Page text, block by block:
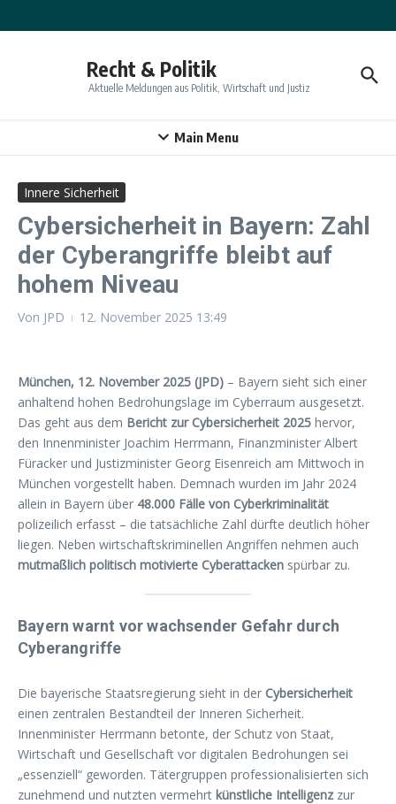
Recht & Politik
Aktuelle Meldungen aus Politik, Wirtschaft und Justiz
Main Menu
Innere Sicherheit
Cybersicherheit in Bayern: Zahl
der Cyberangriffe bleibt auf
hohem Niveau
Von JPD 12. November 2025 13:49
München, 12. November 2025 (JPD) – Bayern sieht sich einer
anhaltend hohen Bedrohungslage im Cyberraum ausgesetzt.
Das geht aus dem Bericht zur Cybersicherheit 2025 hervor,
den Innenminister Joachim Herrmann, Finanzminister Albert
Füracker und Justizminister Georg Eisenreich am Mittwoch in
München vorgestellt haben. Demnach wurden im Jahr 2024
allein in Bayern über 48.000 Fälle von Cyberkriminalität
polizeilich erfasst – die tatsächliche Zahl dürfte deutlich höher
liegen. Neben wirtschaftskriminellen Angriffen nehmen auch
mutmaßlich politisch motivierte Cyberattacken spürbar zu.
Bayern warnt vor wachsender Gefahr durch
Cyberangriffe
Die bayerische Staatsregierung sieht in der Cybersicherheit
einen zentralen Bestandteil der Inneren Sicherheit.
Innenminister Herrmann betonte, der Schutz von Staat,
Wirtschaft und Gesellschaft vor digitalen Bedrohungen sei
„essenziell“ geworden. Tätergruppen professionalisierten sich
zunehmend und nutzten vermehrt künstliche Intelligenzzur